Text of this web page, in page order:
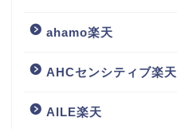
ahamo楽天
AHCセンシティブ楽天
AILE楽天